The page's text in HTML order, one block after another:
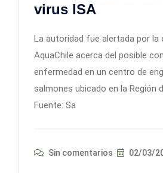
virus ISA
La autoridad fue alertada por la
AquaChile acerca del posible
enfermedad en un centro de
salmones ubicado en la Región
Fuente: Sa
Sin comentarios 02/03/